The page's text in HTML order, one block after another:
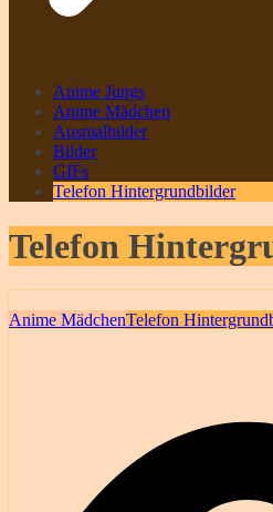
Anime Jungs
Anime Mädchen
Ausmalbilder
Bilder
GIFs
Telefon Hintergrundbilder
Telefon
Anime MädchenTelefon